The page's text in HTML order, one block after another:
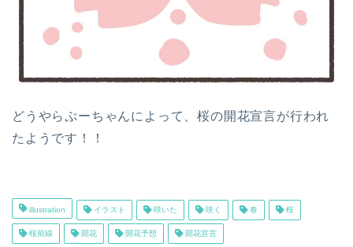
どうやらぷーちゃんによって、桜の開花宣言が行われ
たようです！！
illustration イラスト 咲いた 咲く 春 桜
桜前線 開花 開花予想 開花宣言